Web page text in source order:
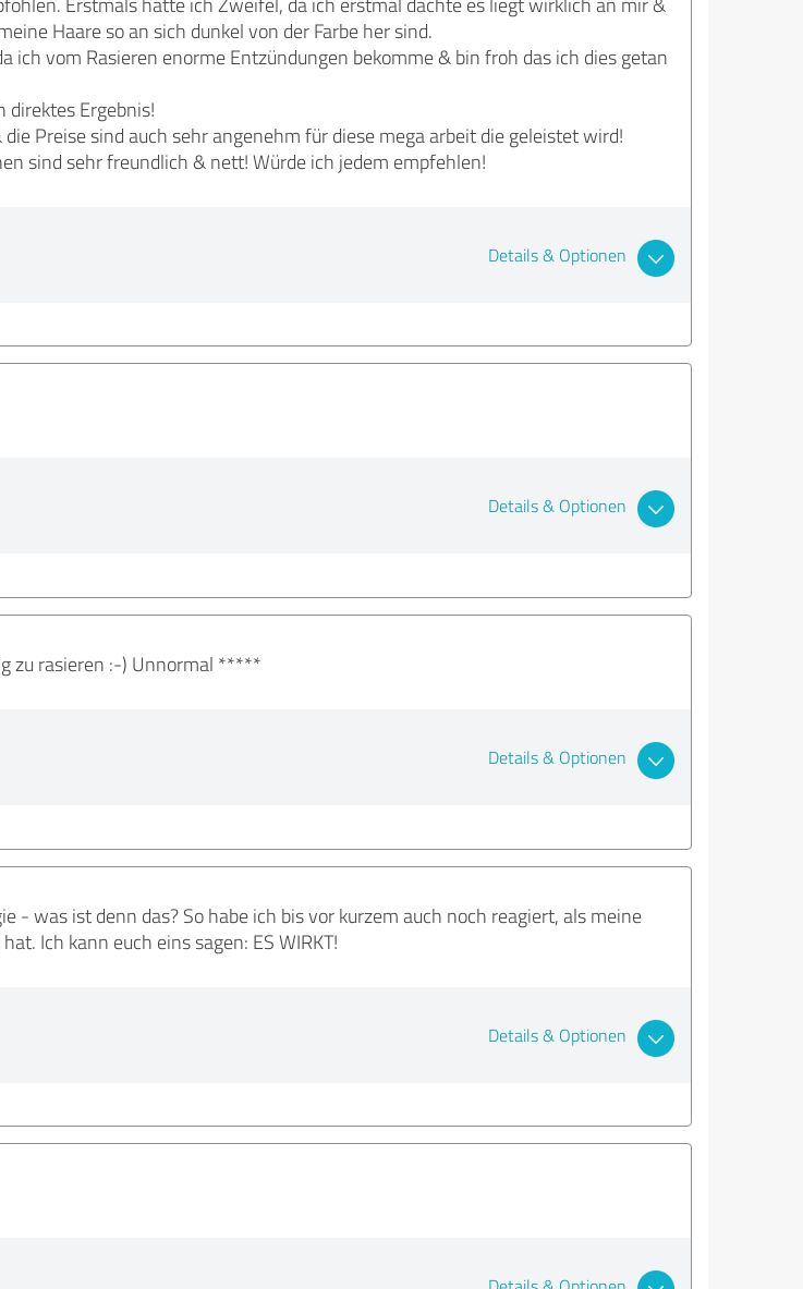
Haare so an sich dunkel von der Farbe her sind.
ich vom Rasieren enorme Entzündungen bekomme & bin froh das ich dies getan
direktes Ergebnis!
Preise sind auch sehr angenehm für diese mega arbeit die geleistet wird!
sind sehr freundlich & nett! Würde ich jedem empfehlen!
Details & Optionen
Details & Optionen
zu rasieren :-) Unnormal *****
Details & Optionen
- was ist denn das? So habe ich bis vor kurzem auch noch reagiert, als meine
Ich kann euch eins sagen: ES WIRKT!
Details & Optionen